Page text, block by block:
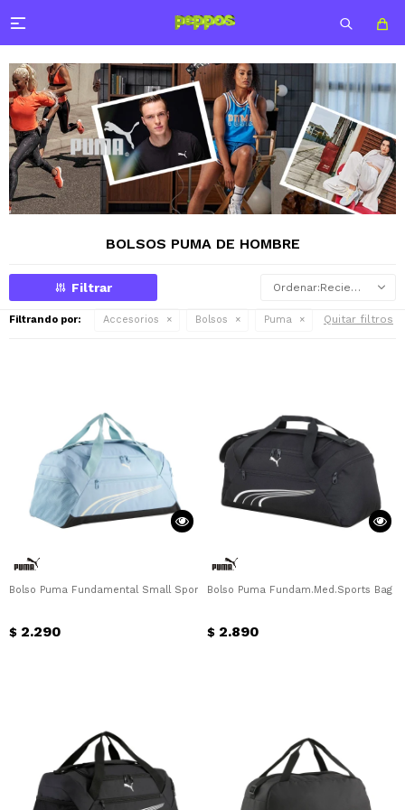

BOLSOS PUMA DE HOMBRE
Recientes
Filtrando por: Accesorios Bolsos Puma Quitar filtros
Bolso Puma Fundamental Small Sports Puma - Verde Claro
$ 2.290
Bolso Puma Fundam.Med.Sports Bag
$ 2.890
Comprá en 3 cuotas sin recargo o hasta
en 12 cuotas * ¡Solo con tu cédula!
* sujeto aprobación crediticia.